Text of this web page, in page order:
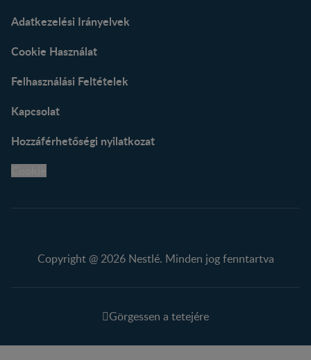
Adatkezelési Irányelvek
Cookie Használat
Felhasználási Feltételek
Kapcsolat
Hozzáférhetőségi nyilatkozat
Copyright @ 2026 Nestlé. Minden jog fenntartva
Görgessen a tetejére